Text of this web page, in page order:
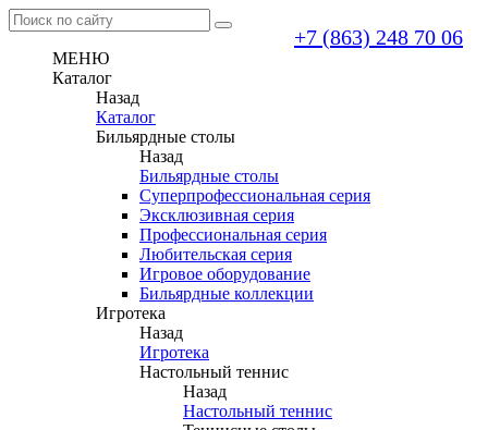
+7 (863) 248 70 06
МЕНЮ
Каталог
Назад
Каталог
Бильярдные столы
Назад
Бильярдные столы
Суперпрофессиональная серия
Эксклюзивная серия
Профессиональная серия
Любительская серия
Игровое оборудование
Бильярдные коллекции
Игротека
Назад
Игротека
Настольный теннис
Назад
Настольный теннис